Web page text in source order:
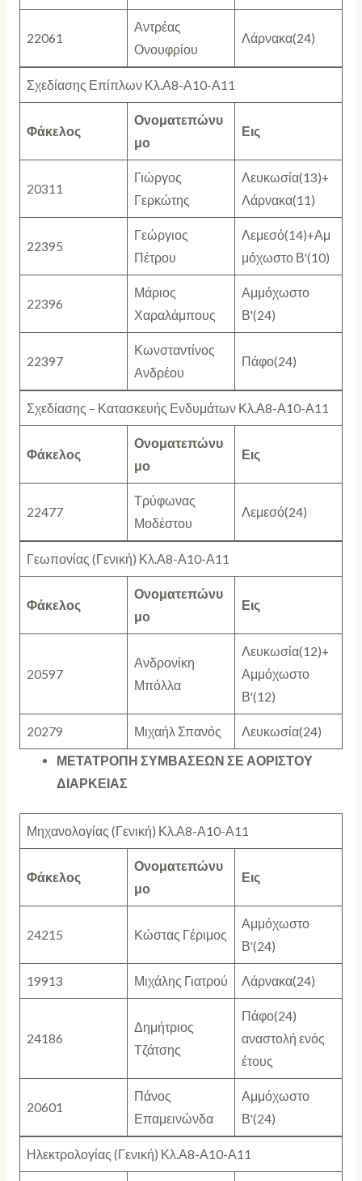
22061
Αντρέας
Ονουφρίου
Λάρνακα(24)
Σχεδίασης Επίπλων Κλ.Α8-Α10-Α11
Φάκελος
Ονοματεπώνυ
μο
Εις
20311
Γιώργος
Γερκώτης
Λευκωσία(13)+
Λάρνακα(11)
22395
Γεώργιος
Πέτρου
Λεμεσό(14)+Αμ
μόχωστο Β'(10)
22396
Μάριος
Χαραλάμπους
Αμμόχωστο
Β'(24)
22397
Κωνσταντίνος
Ανδρέου
Πάφο(24)
Σχεδίασης – Κατασκευής Ενδυμάτων Κλ.Α8-Α10-Α11
Φάκελος
Ονοματεπώνυ
μο
Εις
22477
Τρύφωνας
Μοδέστου
Λεμεσό(24)
Γεωπονίας (Γενική) Κλ.Α8-Α10-Α11
Φάκελος
Ονοματεπώνυ
μο
Εις
20597
Ανδρονίκη
Μπόλλα
Λευκωσία(12)+
Αμμόχωστο
Β'(12)
20279 Μιχαήλ Σπανός
Λευκωσία(24)
ΜΕΤΑΤΡΟΠΗ ΣΥΜΒΑΣΕΩΝ ΣΕ ΑΟΡΙΣΤΟΥ
ΔΙΑΡΚΕΙΑΣ
Μηχανολογίας (Γενική) Κλ.Α8-Α10-Α11
Φάκελος
Ονοματεπώνυ
μο
Εις
24215 Κώστας Γέριμος
Αμμόχωστο
Β'(24)
19913 Μιχάλης Γιατρού Λάρνακα(24)
24186
Δημήτριος
Τζάτσης
Πάφο(24)
αναστολή ενός
έτους
20601
Πάνος
Επαμεινώνδα
Αμμόχωστο
Β'(24)
Ηλεκτρολογίας (Γενική) Κλ.Α8-Α10-Α11